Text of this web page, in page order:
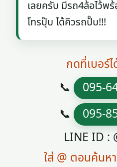
เลยครับ มีรถ4ล้อไว้พ
โทรปุ๊บ ได้คิวรถปั๊บ!!!
กดที่เบอร์
📞 095-
📞 095-
LINE ID :
ใส่ @ ตอนค้นห